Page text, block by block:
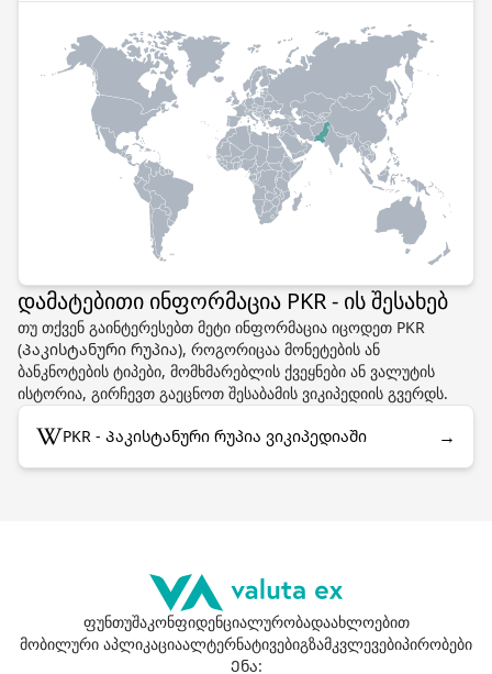
დამატებითი ინფორმაცია PKR - ის შესახებ
თუ თქვენ გაინტერესებთ მეტი ინფორმაცია იცოდეთ PKR
(Პაკისტანური რუპია), როგორიცაა მონეტების ან
ბანკნოტების ტიპები, მომხმარებლის ქვეყნები ან ვალუტის
ისტორია, გირჩევთ გაეცნოთ შესაბამის ვიკიპედიის გვერდს.
PKR - Პაკისტანური რუპია ვიკიპედიაში →
ფუნთუშაკონფიდენციალურობადაახლოებით
მობილური აპლიკაციაალტერნატივებიგზამკვლევებიპირობები
Ენა: